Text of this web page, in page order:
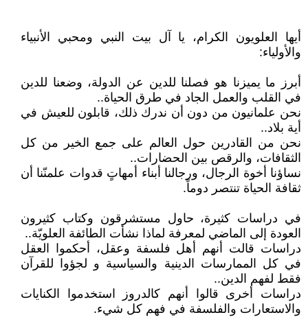
أيها العلويون الكرام، يا آل بيت النبي ومحبي الأنبياء
والأولياء:
أبرز ما يميزنا هو فصلنا للدين عن الدولة، وضعنا للدين
في القلب والعمل الجاد في طرق الحياة..
نحن علمانيون من دون أن ندرك ذلك، قابلون للعيش في
أية بلاد..
نحن من القادرين حول العالم على جمع الخير من كل
الثقافات، والرقص بين الحضارات..
نساؤنا أخوة الرجال، ورجالنا أبناء أمهاتٍ قدوات علمنّنا أن
ثقافة الحياة تنتصر دوماً.
في دراسات كثيرة، حاول مستشرقون وكتاب كثيرون
العودة إلى الماضي لمعرفة لماذا نشأت الطائفة العلويّة..
دراسات قالت أنهم أهل فلسفة وعقل، أحكموا العقل
في كل الممارسات الدينية والسياسية و لجؤوا للقرآن
فقط لفهم الدين..
دراسات أخرى قالوا أنهم كالدروز استخدموا الكنايات
والاستعارات والفلسفة في فهم كل شيء.